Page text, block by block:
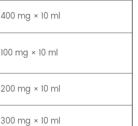
400 mg × 10 ml
100 mg × 10 ml
200 mg × 10 ml
300 mg × 10 ml